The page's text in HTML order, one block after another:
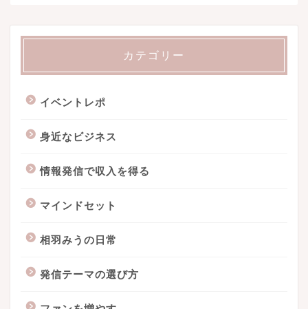
カテゴリー
イベントレポ
身近なビジネス
情報発信で収入を得る
マインドセット
相羽みうの日常
発信テーマの選び方